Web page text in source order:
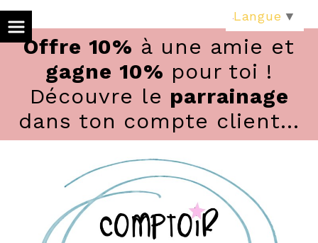
Offre 10% à une amie et
gagne 10% pour toi !
Découvre le parrainage
dans ton compte client...
Langue ▼